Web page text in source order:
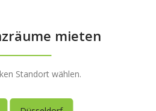
mieten
Standort wählen.